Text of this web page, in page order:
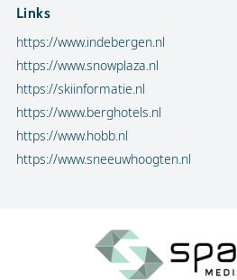
Links
https://www.indebergen.nl
https://www.snowplaza.nl
https://skiinformatie.nl
https://www.berghotels.nl
https://www.hobb.nl
https://www.sneeuwhoogten.nl